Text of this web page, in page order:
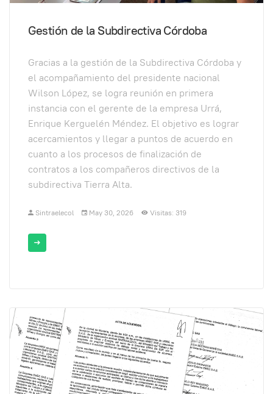
Gestión de la Subdirectiva Córdoba
Gracias a la gestión de la Subdirectiva Córdoba y
el acompañamiento del presidente nacional
Wilson López, se logra reunión en primera
instancia con el gerente de la empresa Urrá,
Enrique Kerguelén Méndez. El objetivo es lograr
acercamientos y llegar a puntos de acuerdo en
cuanto a los procesos de finalización de
contratos a los compañeros directivos de la
subdirectiva Tierra Alta.
Sintraelecol May 30, 2026 Visitas: 319